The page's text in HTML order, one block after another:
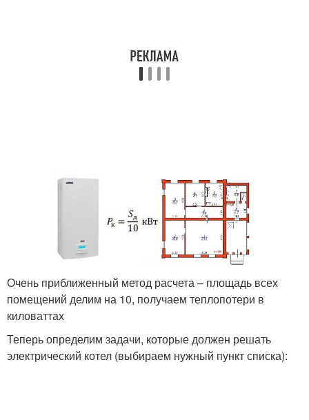
Очень приближенный метод расчета – площадь всех
помещений делим на 10, получаем теплопотери в
киловаттах
Теперь определим задачи, которые должен решать
электрический котел (выбираем нужный пункт списка):